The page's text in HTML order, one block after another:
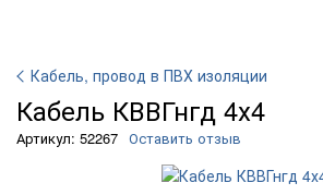
Кабель, провод в ПВХ изоляции
Кабель КВВГнгд 4х4
Артикул: 52267 Оставить отзыв